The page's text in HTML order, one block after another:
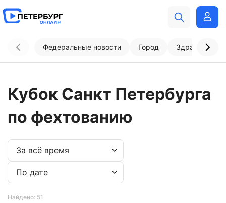
Федеральные новости Город
Кубок Санкт Петербурга
по фехтованию
Найдено: 51